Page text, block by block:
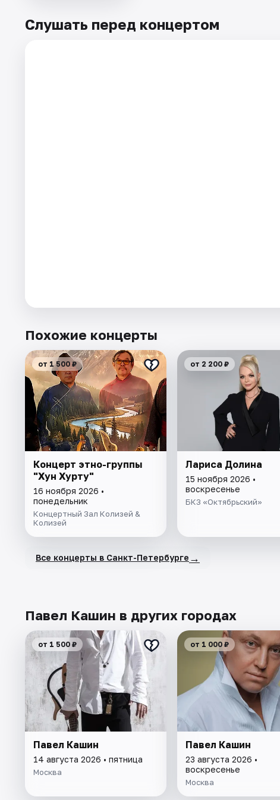
Слушать перед концертом
Похожие концерты
от 1 500 ₽
Концерт этно-группы
"Хун Хурту"
16 ноября 2026 •
понедельник
Концертный Зал Колизей &
Колизей
от 2 200 ₽
Лариса Долина
15 ноября 2026 •
воскресенье
БКЗ «Октябрьский»
Все концерты в Санкт-Петербурге →
Павел Кашин в других городах
от 1 500 ₽
Павел Кашин
14 августа 2026 • пятница
Москва
от 1 000 ₽
Павел Кашин
23 августа 2026 •
воскресенье
Москва